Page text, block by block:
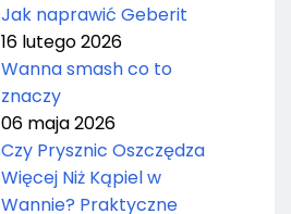
Jak naprawić Geberit
16 lutego 2026
Wanna smash co to
znaczy
06 maja 2026
Czy Prysznic Oszczędza
Więcej Niż Kąpiel w
Wannie? Praktyczne